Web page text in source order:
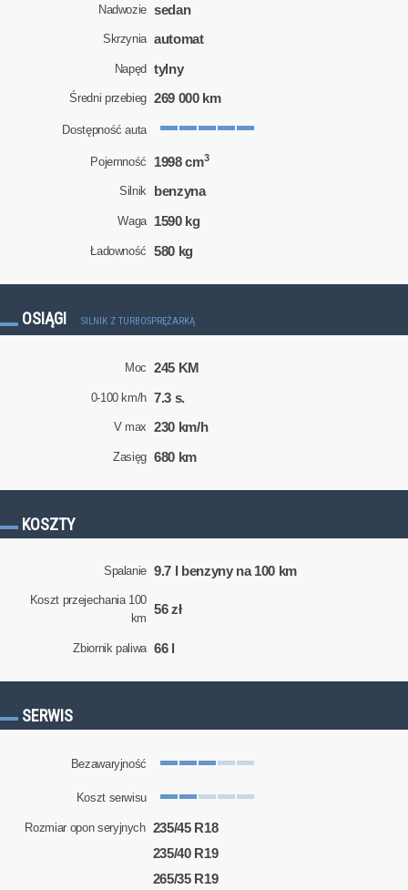
Nadwozie sedan
Skrzynia automat
Napęd tylny
Średni przebieg 269 000 km
Dostępność auta
Pojemność 1998 cm3
Silnik benzyna
Waga 1590 kg
Ładowność 580 kg
OSIĄGI SILNIK Z TURBOSPRĘŻARKĄ
Moc 245 KM
0-100 km/h 7.3 s.
V max 230 km/h
Zasięg 680 km
KOSZTY
Spalanie 9.7 l benzyny na 100 km
Koszt przejechania 100
km
56 zł
Zbiornik paliwa 66 l
SERWIS
Bezawaryjność
Koszt serwisu
Rozmiar opon seryjnych 235/45 R18
235/40 R19
265/35 R19